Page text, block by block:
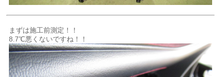
まずは施工前測定！！
8.7℃悪くないですね！！